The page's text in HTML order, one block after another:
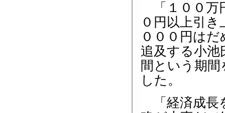
「１００万
０円以上引
０００円は
追及する小池
間という期
した。
「経済成長